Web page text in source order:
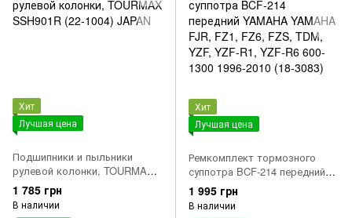
Хит
Лучшая цена
Подшипники и пыльники
рулевой колонки, TOURMAX
SSH901R (22-1004) JAPAN
1 785 грн
В наличии
Хит
Лучшая цена
Ремкомплект тормозного
суппотра BCF-214 передний
YAMAHA YAMAHA FJR, FZ1,
FZ6, FZS, TDM, YZF, YZF-R1,
YZF-R6 600-1300 1996-2010 (18-
1 995 грн
В наличии